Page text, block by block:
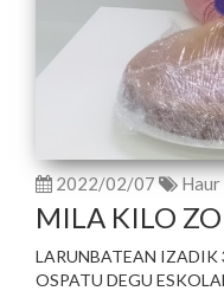
2022/02/07 Haur
MILA KILO
LARUNBATEAN IZADIK
OSPATU DEGU